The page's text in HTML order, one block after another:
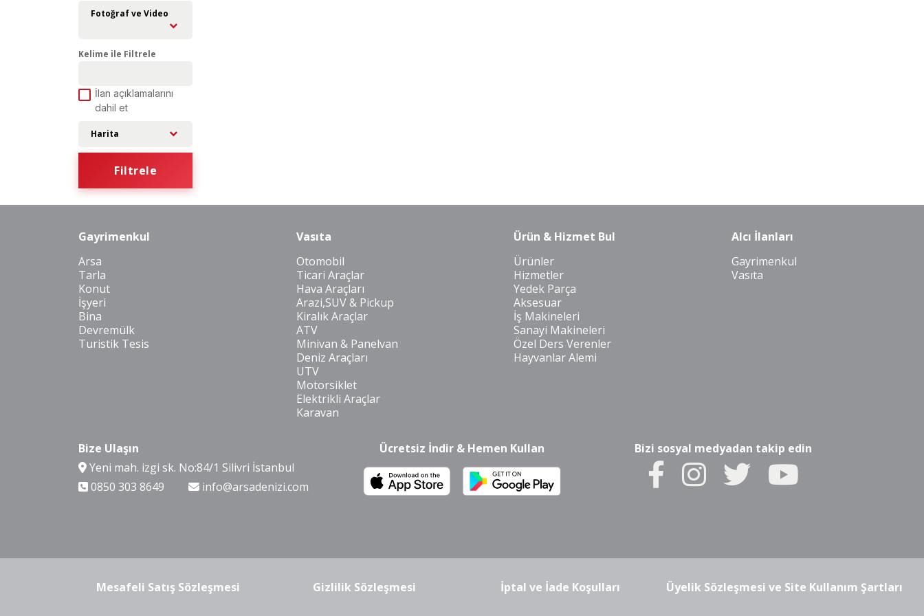
Fotoğraf ve Video
Kelime ile Filtrele
İlan açıklamalarını
dahil et
Harita
Filtrele
Gayrimenkul
Arsa
Tarla
Konut
İşyeri
Bina
Devremülk
Turistik Tesis
Vasıta
Otomobil
Ticari Araçlar
Hava Araçları
Arazi,SUV & Pickup
Kiralık Araçlar
ATV
Minivan & Panelvan
Deniz Araçları
UTV
Motorsiklet
Elektrikli Araçlar
Karavan
Ürün & Hizmet Bul
Ürünler
Hizmetler
Yedek Parça
Aksesuar
İş Makineleri
Sanayi Makineleri
Özel Ders Verenler
Hayvanlar Alemi
Alcı İlanları
Gayrimenkul
Vasıta
Bize Ulaşın
Yeni mah. izgi sk. No:84/1 Silivri İstanbul
0850 303 8649
info@arsadenizi.com
Ücretsiz İndir & Hemen Kullan Bizi sosyal medyadan takip edin
Mesafeli Satış Sözleşmesi Gizlilik Sözleşmesi İptal ve İade Koşulları Üyelik Sözleşmesi ve Site Kullanım Şartları